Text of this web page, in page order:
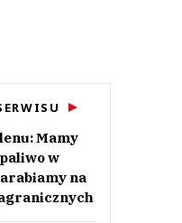
Mamy
w
na